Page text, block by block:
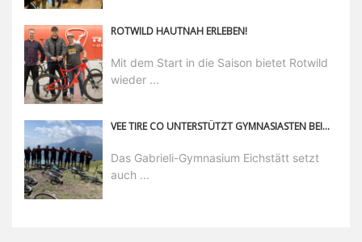
ROTWILD HAUTNAH ERLEBEN!
Mit dem Start in die Saison bietet Rotwild
wieder ...
VEE TIRE CO UNTERSTÜTZT GYMNASIASTEN BEI ALPENÜBERQUERUNG
Das Gabrieli-Gymnasium Eichstätt setzt
auch ...